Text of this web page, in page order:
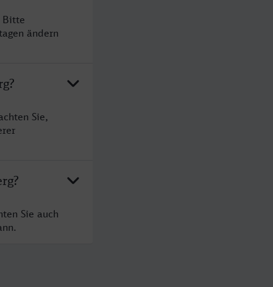
Bitte
ändern
Sie,
Sie auch